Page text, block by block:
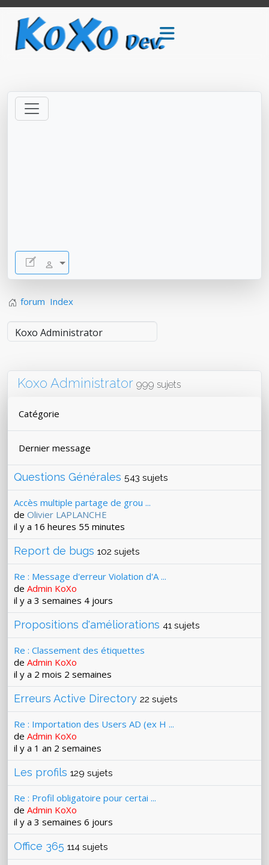
forum Index
Koxo Administrator 999 sujets
Catégorie
Dernier message
Questions Générales 543 sujets
Accès multiple partage de grou ...
de Olivier LAPLANCHE
il y a 16 heures 55 minutes
Report de bugs 102 sujets
Re : Message d'erreur Violation d'A ...
de Admin KoXo
il y a 3 semaines 4 jours
Propositions d'améliorations 41 sujets
Re : Classement des étiquettes
de Admin KoXo
il y a 2 mois 2 semaines
Erreurs Active Directory 22 sujets
Re : Importation des Users AD (ex H ...
de Admin KoXo
il y a 1 an 2 semaines
Les profils 129 sujets
Re : Profil obligatoire pour certai ...
de Admin KoXo
il y a 3 semaines 6 jours
Office 365 114 sujets